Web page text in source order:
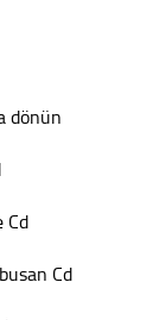
dönün
Cd
Cd